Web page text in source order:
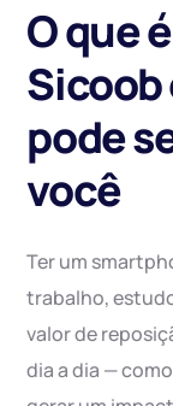
O que
Sicoob
pode
você
Ter um
trabalho,
valor de
dia a dia —